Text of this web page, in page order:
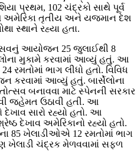
પ્રથમ, 102 ચંદ્રકો સાથે પૂર્વ
અમેરિકા તૃતીય અને યજમાન દેશ
સ્થાને રહ્યા હતા.
આયોજન 25 જુલાઈથી 8
મુકામે કરવામાં આવ્યું હતું. આ
રમતોમાં ભાગ લીધો હતો. વિવિધ
કરવામાં આવ્યું હતું. બાર્સેલોના
બનાવવા માટે સ્પેનની સરકાર
જહેમત ઉઠાવી હતી. આ
સારો રહ્યો હતો. આ
દેખાવ અમેરિકાનો રહ્યો હતો.
85 ખેલાડીઓએ 12 રમતોમાં ભાગ
ખેલાડી ચંદ્રક મેળવવામાં સફળ